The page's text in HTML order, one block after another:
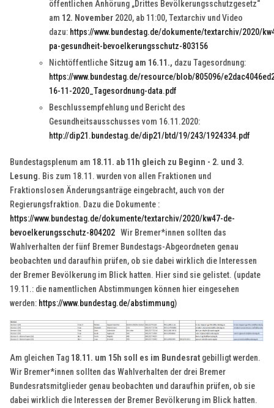
öffentlichen Anhörung „Drittes Bevölkerungsschutzgesetz“
am 12. November 2020, ab 11:00, Textarchiv und Video
dazu: https://www.bundestag.de/dokumente/textarchiv/2020/
pa-gesundheit-bevoelkerungsschutz-803156
Nichtöffentliche Sitzug am 16.11., dazu Tagesordnung:
https://www.bundestag.de/resource/blob/805096/
16-11-2020_Tagesordnung-data.pdf
Beschlussempfehlung und Bericht des
Gesundheitsausschusses vom 16.11.2020:
http://dip21.bundestag.de/dip21/btd/19/243/1924334.pdf
Bundestagsplenum am 18.11. ab 11h gleich zu Beginn - 2. und 3.
Lesung. Bis zum 18.11. wurden von allen Fraktionen und
Fraktionslosen Änderungsanträge eingebracht, auch von der
Regierungsfraktion. Dazu die Dokumente :
https://www.bundestag.de/dokumente/textarchiv/2020/kw47-de-
bevoelkerungsschutz-804202 Wir Bremer*innen sollten das
Wahlverhalten der fünf Bremer Bundestags-Abgeordneten genau
beobachten und daraufhin prüfen, ob sie dabei wirklich die Interessen
der Bremer Bevölkerung im Blick hatten. Hier sind sie gelistet. (update
19.11.: die namentlichen Abstimmungen können hier eingesehen
werden: https://www.bundestag.de/abstimmung)
Am gleichen Tag 18.11. um 15h soll es im Bundesrat gebilligt werden.
Wir Bremer*innen sollten das Wahlverhalten der drei Bremer
Bundesratsmitglieder genau beobachten und daraufhin prüfen, ob sie
dabei wirklich die Interessen der Bremer Bevölkerung im Blick hatten.